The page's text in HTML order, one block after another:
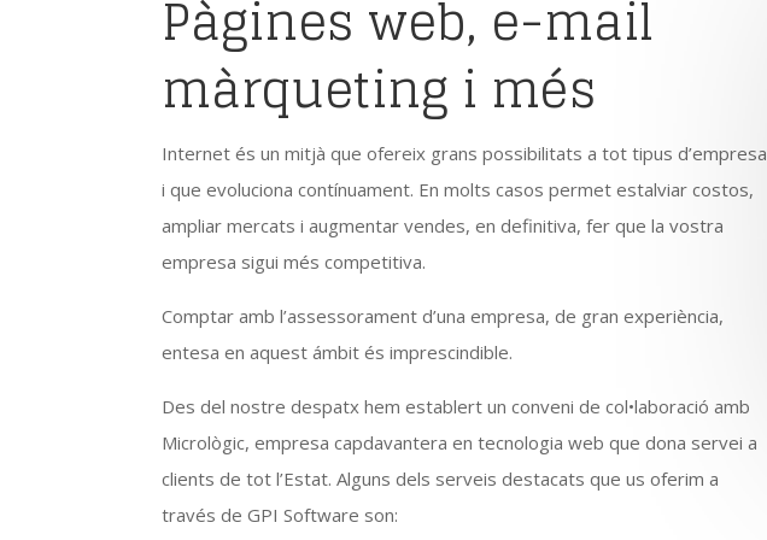
Pàgines web, e-mail
màrqueting i més
Internet és un mitjà que ofereix grans possibilitats a tot tipus d’empresa
i que evoluciona contínuament. En molts casos permet estalviar costos,
ampliar mercats i augmentar vendes, en definitiva, fer que la vostra
empresa sigui més competitiva.
Comptar amb l’assessorament d’una empresa, de gran experiència,
entesa en aquest ámbit és imprescindible.
Des del nostre despatx hem establert un conveni de col•laboració amb
Micrològic, empresa capdavantera en tecnologia web que dona servei a
clients de tot l’Estat. Alguns dels serveis destacats que us oferim a
través de GPI Software son: